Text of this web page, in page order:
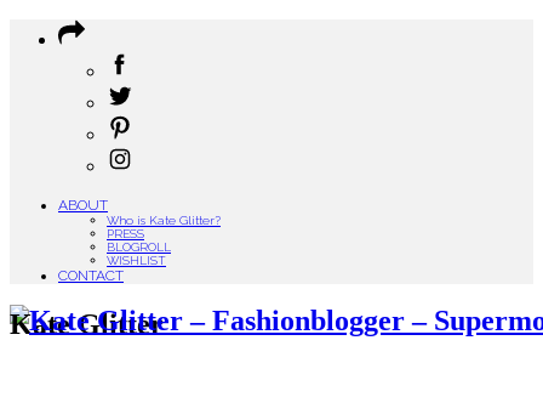
ABOUT
Who is Kate Glitter?
PRESS
BLOGROLL
WISHLIST
CONTACT
Kate Glitter